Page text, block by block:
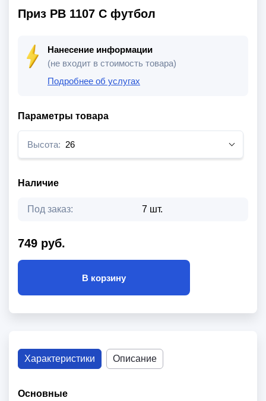
Приз PB 1107 C футбол
Нанесение информации
(не входит в стоимость товара)
Подробнее об услугах
Параметры товара
Высота: 26
Наличие
Под заказ: 7 шт.
749 руб.
В корзину
Характеристики Описание
Основные